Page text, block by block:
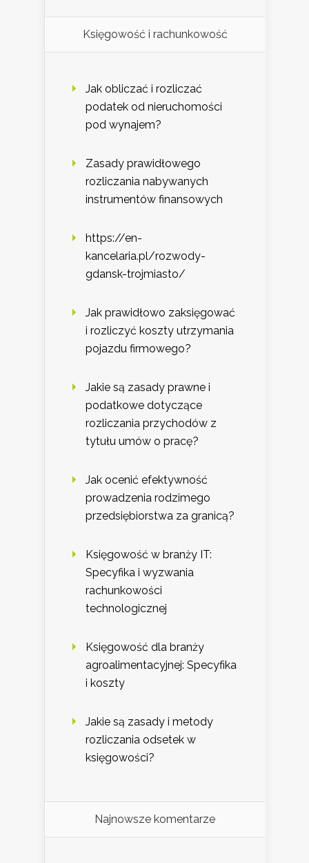
Księgowość i rachunkowość
Jak obliczać i rozliczać
podatek od nieruchomości
pod wynajem?
Zasady prawidłowego
rozliczania nabywanych
instrumentów finansowych
https://en-
kancelaria.pl/rozwody-
gdansk-trojmiasto/
Jak prawidłowo zaksięgować
i rozliczyć koszty utrzymania
pojazdu firmowego?
Jakie są zasady prawne i
podatkowe dotyczące
rozliczania przychodów z
tytułu umów o pracę?
Jak ocenić efektywność
prowadzenia rodzimego
przedsiębiorstwa za granicą?
Księgowość w branży IT:
Specyfika i wyzwania
rachunkowości
technologicznej
Księgowość dla branży
agroalimentacyjnej: Specyfika
i koszty
Jakie są zasady i metody
rozliczania odsetek w
księgowości?
Najnowsze komentarze